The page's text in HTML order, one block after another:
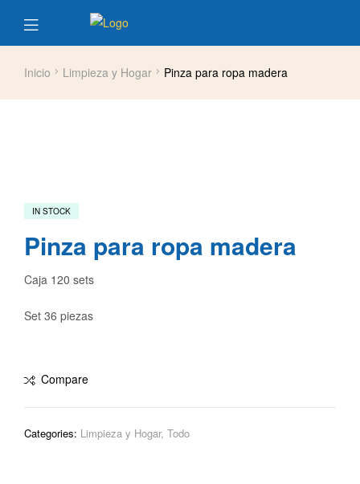
Inicio Limpieza y Hogar Pinza para ropa madera
IN STOCK
Pinza para ropa madera
Caja 120 sets
Set 36 piezas
Compare
Categories: Limpieza y Hogar, Todo